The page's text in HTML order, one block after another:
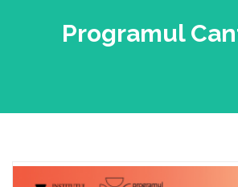
Programul